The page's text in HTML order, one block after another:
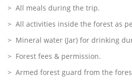
> All meals during the trip.
> All activities inside the forest as
> Mineral water (Jar) for drinking
> Forest fees & permission.
> Armed forest guard from the